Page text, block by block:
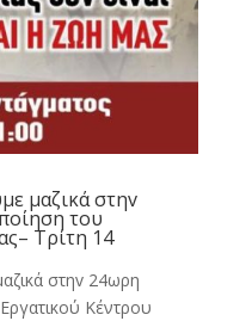
μαζικά στηv
του
Τρίτη 14
στηv 24ωρη
Κέντρου